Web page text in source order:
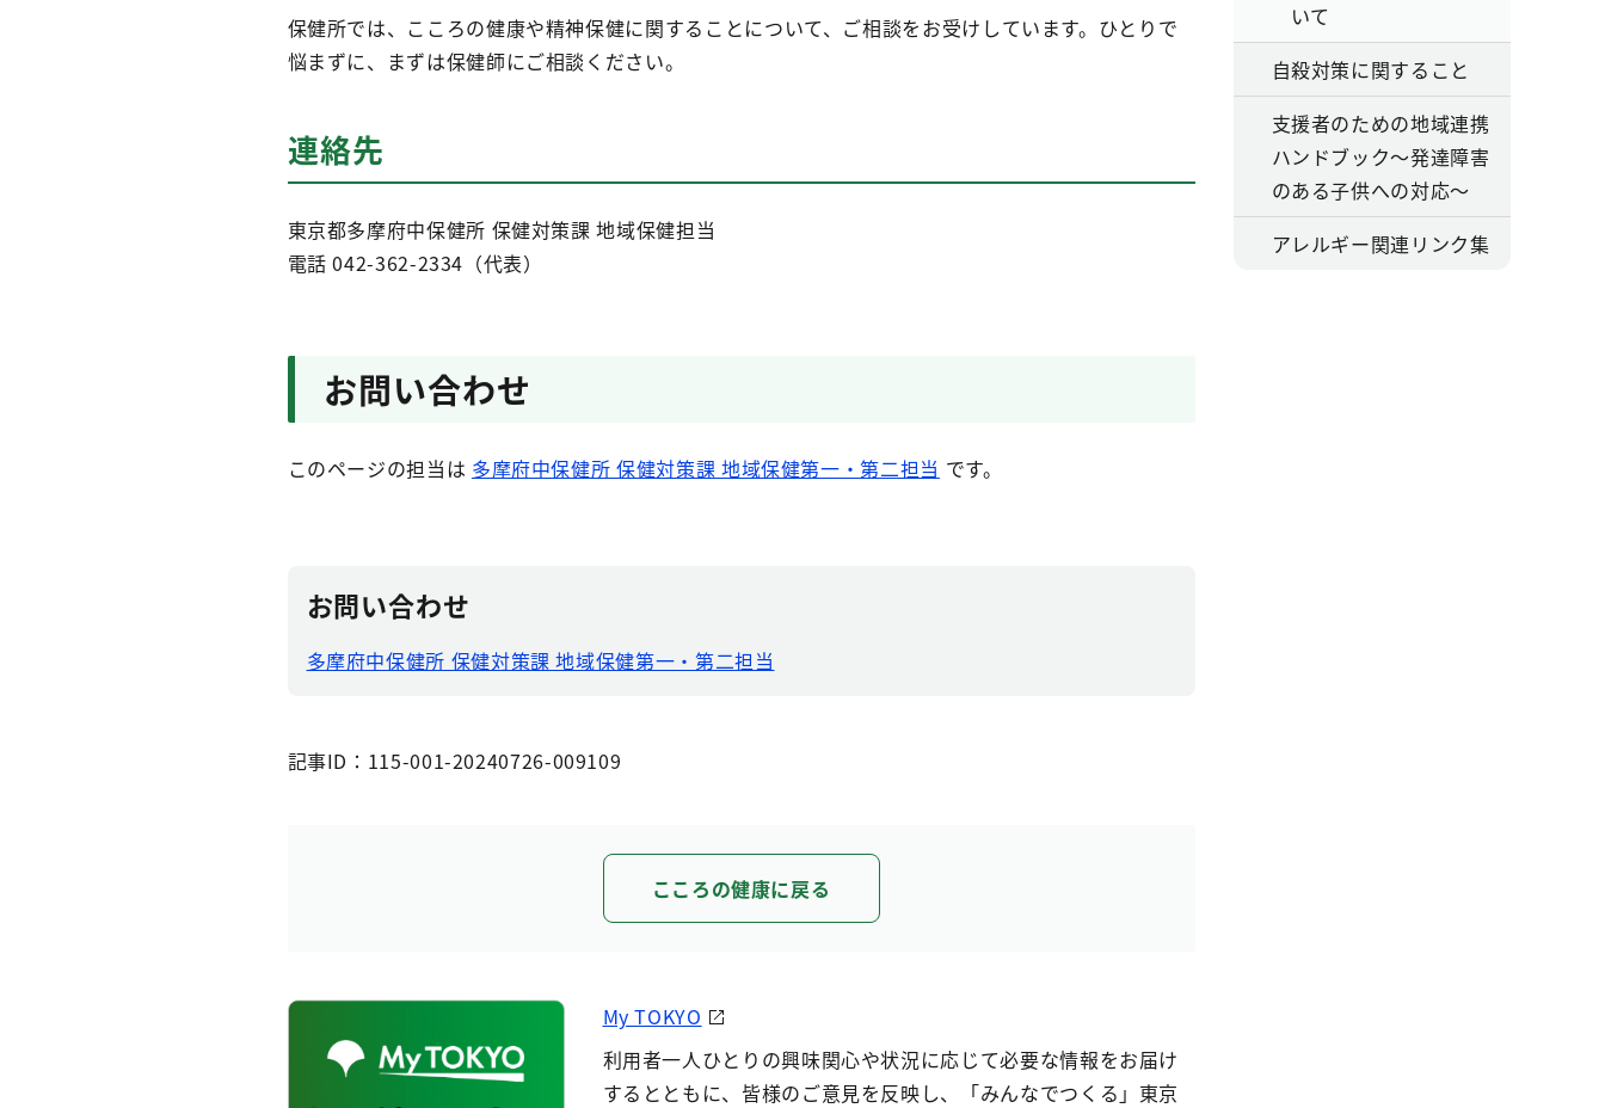
保健所では、こころの健康や精神保健に関することについて、ご相談をお受けしています。ひとりで
悩まずに、まずは保健師にご相談ください。
連絡先
東京都多摩府中保健所 保健対策課 地域保健担当
電話 042-362-2334（代表）
お問い合わせ
このページの担当は 多摩府中保健所 保健対策課 地域保健第一・第二担当 です。
お問い合わせ
多摩府中保健所 保健対策課 地域保健第一・第二担当
記事ID：115-001-20240726-009109
こころの健康に戻る
My TOKYO
利用者一人ひとりの興味関心や状況に応じて必要な情報をお届け
するとともに、皆様のご意見を反映し、「みんなでつくる」東京
いて
自殺対策に関すること
支援者のための地域連携
ハンドブック～発達障害
のある子供への対応～
アレルギー関連リンク集